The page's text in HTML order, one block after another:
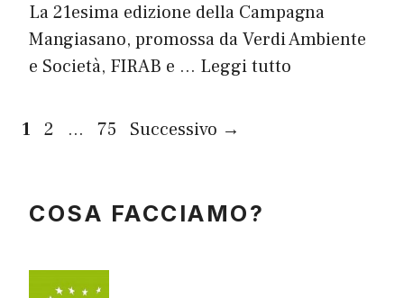
La 21esima edizione della Campagna
Mangiasano, promossa da Verdi Ambiente
e Società, FIRAB e … Leggi tutto
Pagina
1 Pagina
2 … Pagina
75 Successivo →
COSA FACCIAMO?